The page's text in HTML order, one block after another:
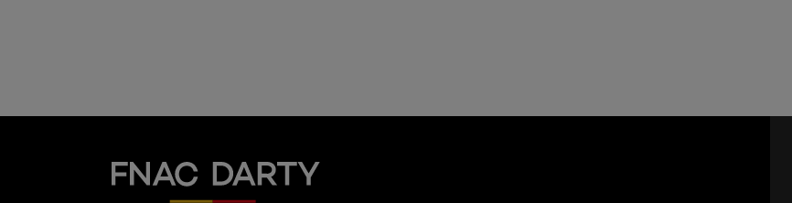
Fnac Darty